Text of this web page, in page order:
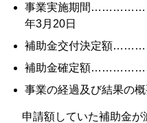
事業実施期間
年3月20日
補助金交付決定額
補助金確定額
事業の経過及び結果の
申請額していた補助金が